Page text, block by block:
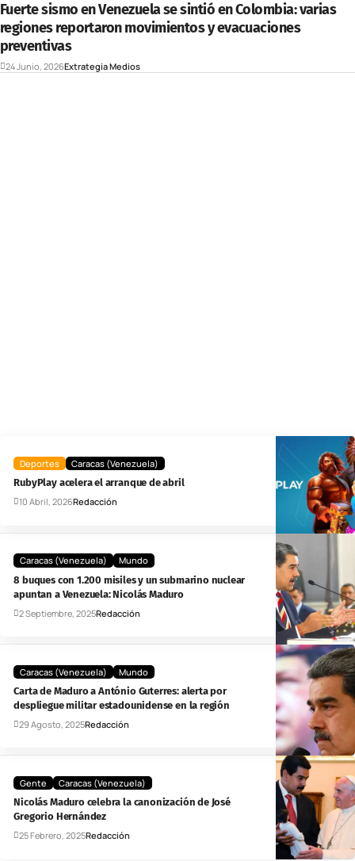
Fuerte sismo en Venezuela se sintió en Colombia: varias
regiones reportaron movimientos y evacuaciones
preventivas
24 Junio, 2026Extrategia Medios
Deportes
Caracas (Venezuela)
RubyPlay acelera el arranque de abril
10 Abril, 2026Redacción
Caracas (Venezuela)
Mundo
8 buques con 1.200 misiles y un submarino nuclear
apuntan a Venezuela: Nicolás Maduro
2 Septiembre, 2025Redacción
Caracas (Venezuela)
Mundo
Carta de Maduro a António Guterres: alerta por
despliegue militar estadounidense en la región
29 Agosto, 2025Redacción
Gente
Caracas (Venezuela)
Nicolás Maduro celebra la canonización de José
Gregorio Hernández
25 Febrero, 2025Redacción